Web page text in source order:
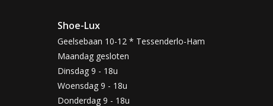
Shoe-Lux
Geelsebaan 10-12 * Tessenderlo-Ham
Maandag gesloten
Dinsdag 9 - 18u
Woensdag 9 - 18u
Donderdag 9 - 18u